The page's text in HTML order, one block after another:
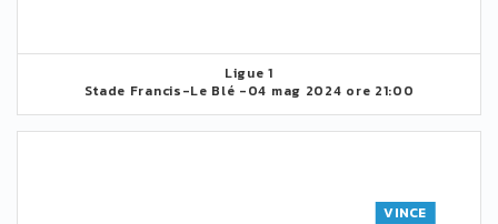
Ligue 1
Stade Francis-Le Blé -04 mag 2024 ore 21:00
VINCE